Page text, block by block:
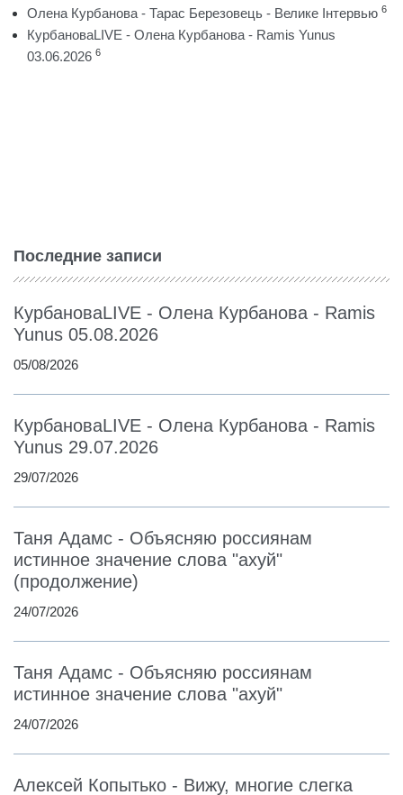
Олена Курбанова - Тарас Березовець - Велике Інтервью 6
КурбановаLIVE - Олена Курбанова - Ramis Yunus
03.06.2026 6
Последние записи
КурбановаLIVE - Олена Курбанова - Ramis
Yunus 05.08.2026
05/08/2026
КурбановаLIVE - Олена Курбанова - Ramis
Yunus 29.07.2026
29/07/2026
Таня Адамс - Объясняю россиянам
истинное значение слова "ахуй"
(продолжение)
24/07/2026
Таня Адамс - Объясняю россиянам
истинное значение слова "ахуй"
24/07/2026
Алексей Копытько - Вижу, многие слегка